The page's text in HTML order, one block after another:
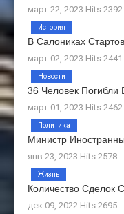
март 22, 2023 Hits:2392
В Салониках
март 02, 2023 Hits:2441
История
36 Человек
март 01, 2023 Hits:2462
Новости
Министр
янв 23, 2023 Hits:2578
Политика
Количество
дек 09, 2022 Hits:2695
Жизнь